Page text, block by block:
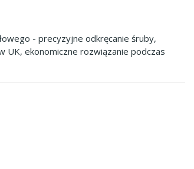
- precyzyjne odkręcanie śruby,
UK, ekonomiczne rozwiązanie podczas